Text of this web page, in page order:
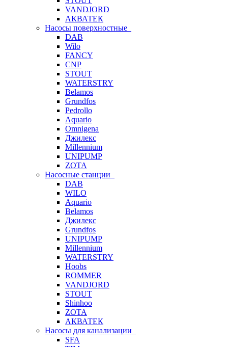
VANDJORD
АКВАТЕК
Насосы поверхностные
DAB
Wilo
FANCY
CNP
STOUT
WATERSTRY
Belamos
Grundfos
Pedrollo
Aquario
Omnigena
Джилекс
Millennium
UNIPUMP
ZOTA
Насосные станции
DAB
WILO
Aquario
Belamos
Джилекс
Grundfos
UNIPUMP
Millennium
WATERSTRY
Hoobs
ROMMER
VANDJORD
STOUT
Shinhoo
ZOTA
АКВАТЕК
Насосы для канализации
SFA